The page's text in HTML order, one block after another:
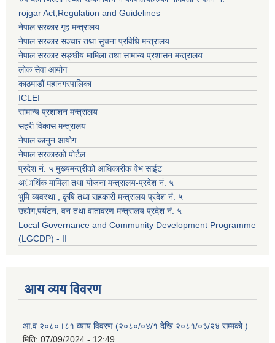
rojgar Act,Regulation and Guidelines
नेपाल सरकार गृह मन्त्रालय
नेपाल सरकार सञ्चार तथा सुचना प्रविधि मन्त्रालय
नेपाल सरकार सङ्घीय मामिला तथा सामान्य प्रशासन मन्त्रालय
लोक सेवा आयोग
काठमाडौं महानगरपालिका
ICLEI
सामान्य प्रशाशन मन्त्रालय
सहरी विकास मन्त्रालय
नेपाल कानुन आयोग
नेपाल सरकारको पोर्टल
प्रदेश नं. ५ मुख्यमन्त्रीको आधिकारीक वेभ साईट
अार्थिक मामिला तथा योजना मन्त्रालय-प्रदेश नं. ५
भुमि व्यवस्था , कृषि तथा सहकारी मन्त्रालय प्रदेश नं. ५
उद्याेग,पर्यटन, वन तथा वातावरण मन्त्रालय प्रदेश नं. ५
Local Governance and Community Development Programme
(LGCDP) - II
आय व्यय विवरण
आ.व २०८०।८१ व्याय विवरण (२०८०/०४/१ देखि २०८१/०३/२४ सम्मको )
मिति: 07/09/2024 - 12:49